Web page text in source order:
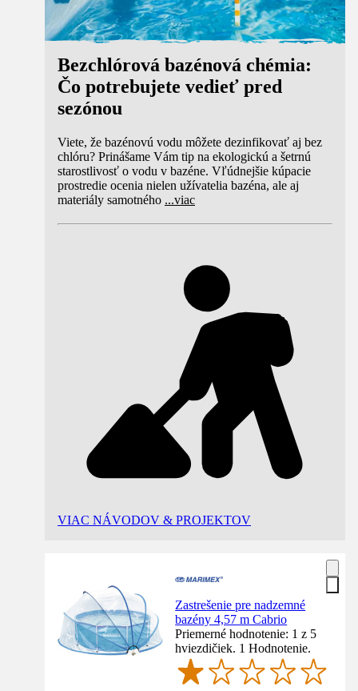
Bezchlórová bazénová chémia:
Čo potrebujete vedieť pred
sezónou
Viete, že bazénovú vodu môžete dezinfikovať aj bez
chlóru? Prinášame Vám tip na ekologickú a šetrnú
starostlivosť o vodu v bazéne. Vľúdnejšie kúpacie
prostredie ocenia nielen užívatelia bazéna, ale aj
materiály samotného ...viac
VIAC NÁVODOV & PROJEKTOV
Zastrešenie pre nadzemné
bazény 4,57 m Cabrio
Priemerné hodnotenie: 1 z 5
hviezdičiek. 1 Hodnotenie.